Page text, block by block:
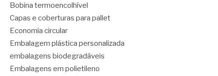
Bobina termoencolhível
Capas e coberturas para pallet
Economia circular
Embalagem plástica personalizada
embalagens biodegradáveis
Embalagens em polietileno